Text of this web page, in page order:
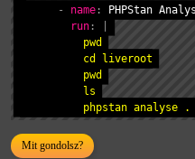
- name: PHPStan
run:
          pwd
          cd liveroot
          pwd
          ls
phpstan analyse
Mit gondolsz?